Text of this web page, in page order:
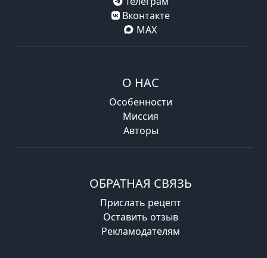
Вконтакте
MAX
О НАС
Особенности
Миссия
Авторы
ОБРАТНАЯ СВЯЗЬ
Прислать рецепт
Оставить отзыв
Рекламодателям